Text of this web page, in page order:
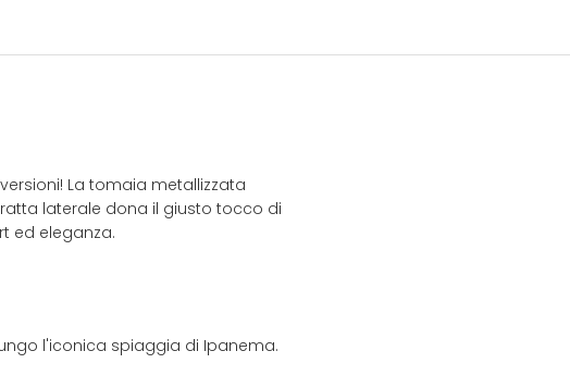
La tomaia metallizzata
laterale dona il giusto tocco di
ed eleganza.
l'iconica spiaggia di Ipanema.